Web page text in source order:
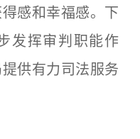
感和幸福感。下
发挥审判职能作
供有力司法服务